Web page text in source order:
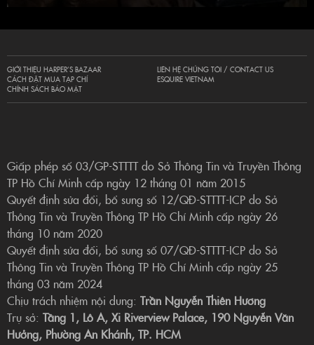
GIỚI THIỆU HARPER’S BAZAAR
CÁCH ĐẶT MUA TẠP CHÍ
CHÍNH SÁCH BẢO MẬT
LIÊN HỆ CHÚNG TÔI / CONTACT US
ESQUIRE VIETNAM
Giấp phép số 03/GP-STTTT do Sở Thông Tin và Truyền Thông
TP Hồ Chí Minh cấp ngày 12 tháng 01 năm 2015
Quyết định sửa đổi, bổ sung số 12/QĐ-STTTT-ICP do Sở
Thông Tin và Truyền Thông TP Hồ Chí Minh cấp ngày 26
tháng 10 năm 2020
Quyết định sửa đổi, bổ sung số 07/QĐ-STTTT-ICP do Sở
Thông Tin và Truyền Thông TP Hồ Chí Minh cấp ngày 25
tháng 03 năm 2024
Chịu trách nhiệm nội dung: Trần Nguyễn Thiên Hương
Trụ sở: Tầng 1, Lô A, Xi Riverview Palace, 190 Nguyễn Văn
Hưởng, Phường An Khánh, TP. HCM